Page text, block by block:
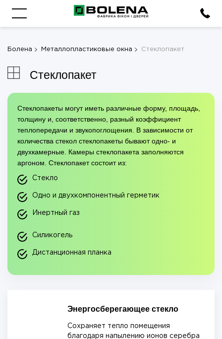
Болена Металлопластиковые окна Стеклопакет
Стеклопакет
Стеклопакеты могут иметь различные форму, площадь,
толщину и, соответственно, разный коэффициент
теплопередачи и звукопоглощения. В зависимости от
количества стекол стеклопакеты бывают одно- и
двухкамерные. Камеры стеклопакета заполняются
аргоном. Стеклопакет состоит из:
Стекло
Одно и двухкомпонентный герметик
Инертный газ
Силикогель
Дистанционная планка
Энергосберегающее стекло
Сохраняет тепло помещения
благодаря напылению ионов серебра